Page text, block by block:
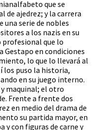
que se
de ajedrez; y la carrera
una serie de nobles
a los nazis en su
profesional que lo
Gestapo en condiciones
lo que lo llevará al
los puso la historia,
en su juego interno.
maquinal; el otro
Frente a frente dos
en medio del drama de
su partida mayor, en
y con figuras de carne y